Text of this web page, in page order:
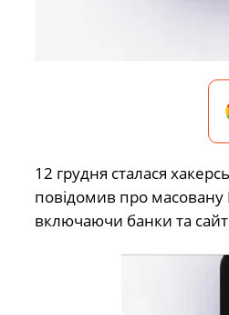
12 грудня сталася
повідомив про масовану
включаючи банки та